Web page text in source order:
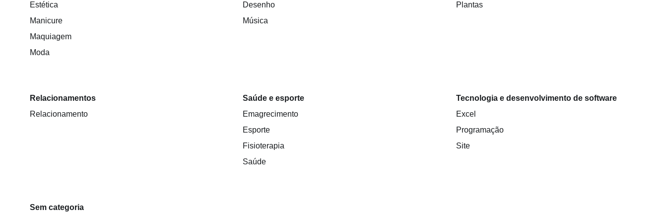
Estética
Manicure
Maquiagem
Moda
Desenho
Música
Plantas
Relacionamentos
Relacionamento
Saúde e esporte
Emagrecimento
Esporte
Fisioterapia
Saúde
Tecnologia e desenvolvimento de software
Excel
Programação
Site
Sem categoria